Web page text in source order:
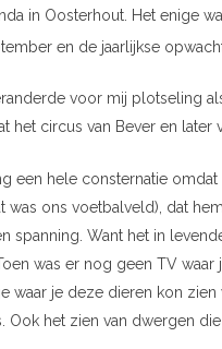
in Oosterhout. Het enige
en de jaarlijkse
voor mij plotseling
het circus van Bever en later
een hele consternatie
was ons voetbalveld), dat
spanning. Want het in
was er nog geen TV
waar je deze dieren kon
Ook het zien van dwergen